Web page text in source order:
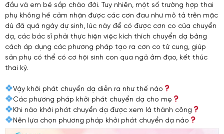
đầu và em bé sắp chào đời. Tuy nhiên, một số trường hợp thai
phụ không hề cảm nhận được các cơn đau như mô tả trên mặc
dù đã quá ngày dự sinh, lúc này để có được cơn co của chuyển
dạ, các bác sĩ phải thực hiện việc kích thích chuyển dạ bằng
cách áp dụng các phương pháp tạo ra cơn co tử cung, giúp
sản phụ có thể có cơ hội sinh con qua ngả âm đạo, kết thúc
thai kỳ.
Vậy khởi phát chuyển dạ diễn ra như thế nào
Các phương pháp khởi phát chuyển dạ cho mẹ
Khi nào khởi phát chuyển dạ được xem là thành công
Nên lựa chọn phương pháp khởi phát chuyển dạ nào